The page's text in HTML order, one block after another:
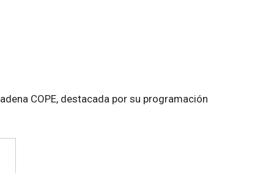
COPE, destacada por su programación